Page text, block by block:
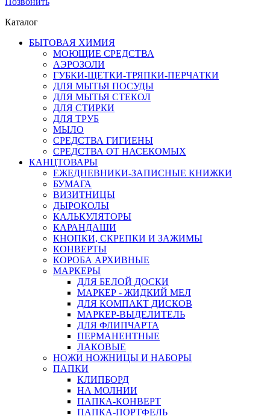
Каталог
БЫТОВАЯ ХИМИЯ
МОЮЩИЕ СРЕДСТВА
АЭРОЗОЛИ
ГУБКИ-ЩЕТКИ-ТРЯПКИ-ПЕРЧАТКИ
ДЛЯ МЫТЬЯ ПОСУДЫ
ДЛЯ МЫТЬЯ СТЕКОЛ
ДЛЯ СТИРКИ
ДЛЯ ТРУБ
МЫЛО
СРЕДСТВА ГИГИЕНЫ
СРЕДСТВА ОТ НАСЕКОМЫХ
КАНЦТОВАРЫ
ЕЖЕДНЕВНИКИ-ЗАПИСНЫЕ КНИЖКИ
БУМАГА
ВИЗИТНИЦЫ
ДЫРОКОЛЫ
КАЛЬКУЛЯТОРЫ
КАРАНДАШИ
КНОПКИ, СКРЕПКИ И ЗАЖИМЫ
КОНВЕРТЫ
КОРОБА АРХИВНЫЕ
МАРКЕРЫ
ДЛЯ БЕЛОЙ ДОСКИ
МАРКЕР - ЖИДКИЙ МЕЛ
ДЛЯ КОМПАКТ ДИСКОВ
МАРКЕР-ВЫДЕЛИТЕЛЬ
ДЛЯ ФЛИПЧАРТА
ПЕРМАНЕНТНЫЕ
ЛАКОВЫЕ
НОЖИ НОЖНИЦЫ И НАБОРЫ
ПАПКИ
КЛИПБОРД
НА МОЛНИИ
ПАПКА-КОНВЕРТ
ПАПКА-ПОРТФЕЛЬ